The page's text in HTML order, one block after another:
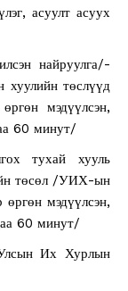
асуулт асуух
найруулга/-
хуулийн төслүүд
мэдүүлсэн,
60 минут/
тухай хууль
төсөл /УИХ-ын
мэдүүлсэн,
60 минут/
Улсын Их Хурлын